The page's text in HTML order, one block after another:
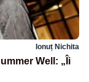
Ionuț Nichita
Well: „Îi